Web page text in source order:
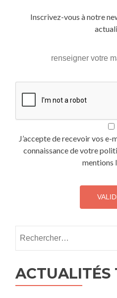
Inscrivez-vous à notre
J’accepte de recevoir vos
connaissance de votre
mentions
ACTUALITÉS